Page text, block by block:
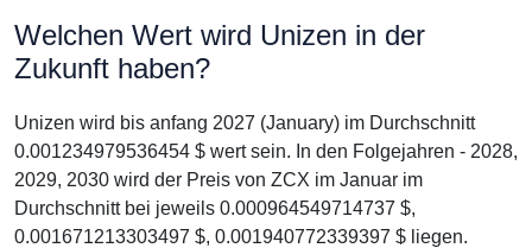
Welchen Wert wird Unizen in der
Zukunft haben?
Unizen wird bis anfang 2027 (January) im Durchschnitt
0.001234979536454 $ wert sein. In den Folgejahren - 2028,
2029, 2030 wird der Preis von ZCX im Januar im
Durchschnitt bei jeweils 0.000964549714737 $,
0.001671213303497 $, 0.001940772339397 $ liegen.